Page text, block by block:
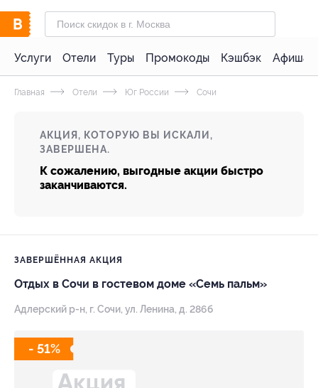
Услуги Отели Туры Промокоды Кэшбэк Афиша
Главная Отели Юг России Сочи
АКЦИЯ, КОТОРУЮ ВЫ ИСКАЛИ,
ЗАВЕРШЕНА.
К сожалению, выгодные акции быстро
заканчиваются.
ЗАВЕРШЁННАЯ АКЦИЯ
Отдых в Сочи в гостевом доме «Семь пальм»
Адлерский р-н, г. Сочи, ул. Ленина, д. 286б
- 51%